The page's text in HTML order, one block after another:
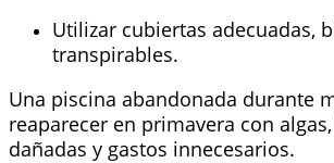
Utilizar cubiertas adecuadas,
transpirables.
Una piscina abandonada durante
reaparecer en primavera con
dañadas y gastos innecesarios.